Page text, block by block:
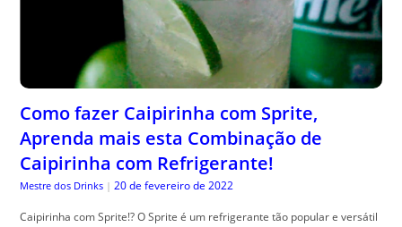
Como fazer Caipirinha com Sprite,
Aprenda mais esta Combinação de
Caipirinha com Refrigerante!
Mestre dos Drinks | 20 de fevereiro de 2022
Caipirinha com Sprite!? O Sprite é um refrigerante tão popular e versátil